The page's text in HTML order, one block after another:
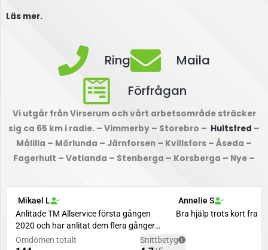
Läs mer.
Ring
Maila
Förfrågan
Vi utgår från Virserum och vårt arbetsområde sträcker
sig ca 65 km i radie. – Vimmerby – Storebro – Hultsfred –
Målilla – Mörlunda – Järnforsen – Kvillsfors – Åseda –
Fagerhult – Vetlanda – Stenberga – Korsberga – Nye –